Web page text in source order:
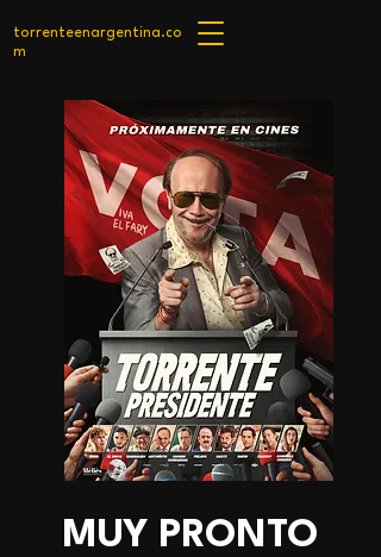
torrenteenargentina.co
m
MUY PRONTO